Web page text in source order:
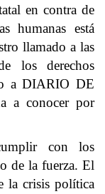
en contra de
humanas está
llamado a las
los derechos
a DIARIO DE
a conocer por
con los
de la fuerza. El
la crisis política